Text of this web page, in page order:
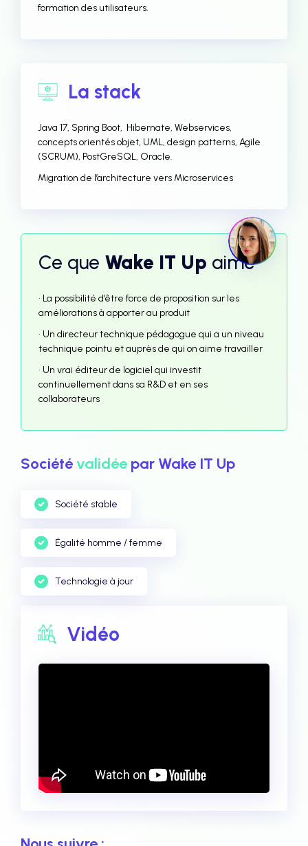
formation des utilisateurs.
La stack
Java 17, Spring Boot, Hibernate, Webservices,
concepts orientés objet, UML, design patterns, Agile
(SCRUM), PostGreSQL, Oracle.
Migration de l’architecture vers Microservices
Ce que Wake IT Up aime
• La possibilité d’être force de proposition sur les
améliorations à apporter au produit
• Un directeur technique pédagogue qui a un niveau
technique pointu et auprès de qui on aime travailler
• Un vrai éditeur de logiciel qui investit
continuellement dans sa R&D et en ses
collaborateurs
Sociétévalidée par Wake IT Up
Société stable
Égalité homme / femme
Technologie à jour
Vidéo